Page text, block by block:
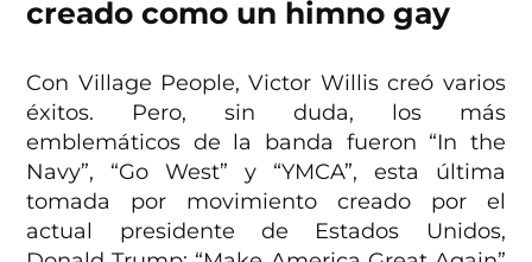
creado como un himno gay
Con Village People, Victor Willis creó varios
éxitos. Pero, sin duda, los más
emblemáticos de la banda fueron “In the
Navy”, “Go West” y “YMCA”, esta última
tomada por movimiento creado por el
actual presidente de Estados Unidos,